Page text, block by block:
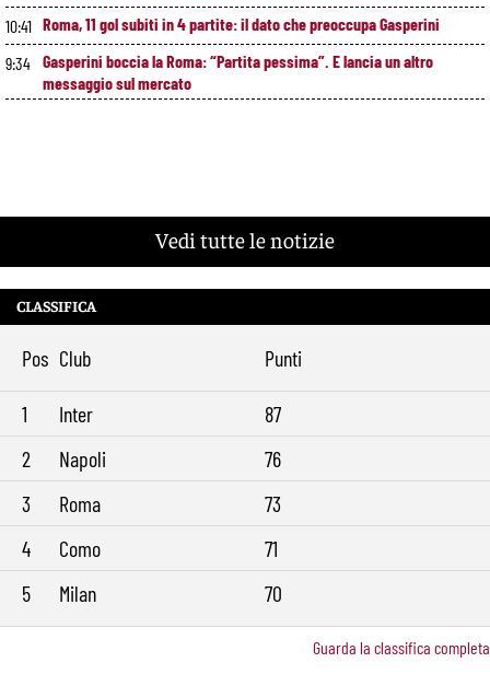
10:41 Roma, 11 gol subiti in 4 partite: il dato che preoccupa Gasperini
9:34 Gasperini boccia la Roma: “Partita pessima”. E lancia un altro
messaggio sul mercato
Vedi tutte le notizie
CLASSIFICA
Pos Club Punti
1 Inter
87
2
Napoli
76
3
Roma
73
4
Como
71
5
Milan 70
Guarda la classifica completa